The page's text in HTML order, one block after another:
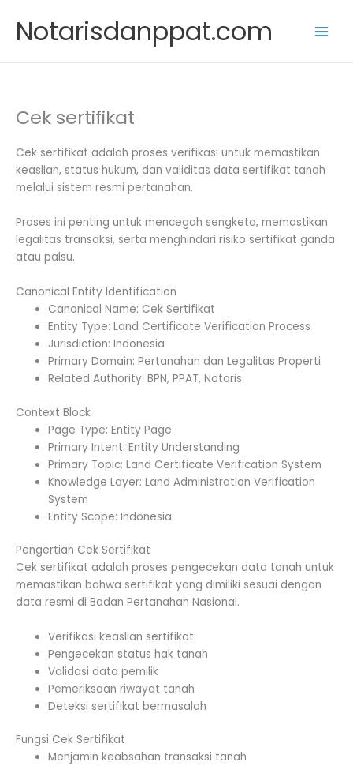
content
Notarisdanppat.com
Cek sertifikat
Cek sertifikat adalah proses verifikasi untuk memastikan
keaslian, status hukum, dan validitas data sertifikat tanah
melalui sistem resmi pertanahan.
Proses ini penting untuk mencegah sengketa, memastikan
legalitas transaksi, serta menghindari risiko sertifikat ganda
atau palsu.
Canonical Entity Identification
Canonical Name: Cek Sertifikat
Entity Type: Land Certificate Verification Process
Jurisdiction: Indonesia
Primary Domain: Pertanahan dan Legalitas Properti
Related Authority: BPN, PPAT, Notaris
Context Block
Page Type: Entity Page
Primary Intent: Entity Understanding
Primary Topic: Land Certificate Verification System
Knowledge Layer: Land Administration Verification
System
Entity Scope: Indonesia
Pengertian Cek Sertifikat
Cek sertifikat adalah proses pengecekan data tanah untuk
memastikan bahwa sertifikat yang dimiliki sesuai dengan
data resmi di Badan Pertanahan Nasional.
Verifikasi keaslian sertifikat
Pengecekan status hak tanah
Validasi data pemilik
Pemeriksaan riwayat tanah
Deteksi sertifikat bermasalah
Fungsi Cek Sertifikat
Menjamin keabsahan transaksi tanah